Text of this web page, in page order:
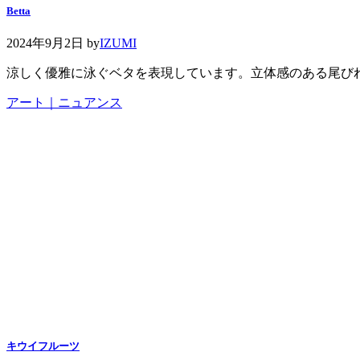
Betta
2024年9月2日 byIZUMI
涼しく優雅に泳ぐベタを表現しています。立体感のある尾び
アート｜ニュアンス
キウイフルーツ